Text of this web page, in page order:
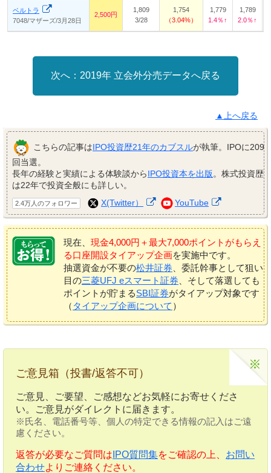
ベルトラ
7048/マザーズ/3月28日
2,500円
1,809
3/28
1,754
3.04%
1,779
1.4％↑
1,789
2.0％↑
2019年 立会外分売データへ戻る
▲上へ戻る
こちらの記事はIPO投資歴21年のカブスルが執筆。IPOに209
回当選。
長年の経験と実績による体験談からIPO投資本を出版。株式投資歴
は22年で投資全般にも詳しい。
2.4万人のフォロワー X(Twitter） YouTube
現在、 現金4,000円＋最大7,000ポイントがもらえ
る口座開設タイアップ企画を実施中です。
抽選資金が不要の松井証券、委託幹事として狙い
目の三菱UFJ eスマート証券、そして落選しても
ポイントが貯まるSBI証券がタイアップ対象です
（ タイアップ企画について ）
ご意見箱（投書/返答不可）
ご意見、ご要望、ご感想などお気軽にお寄せくださ
い。ご意見がダイレクトに届きます。
※氏名、電話番号等、個人の特定できる情報の記入はご遠
慮ください。
返答が必要なご質問は IPO質問集をご確認の上、 お問い
合わせよりご連絡ください。